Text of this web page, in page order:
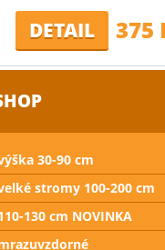
DETAIL 375
30-90 cm
stromy 100-200 cm
130 cm NOVINKA